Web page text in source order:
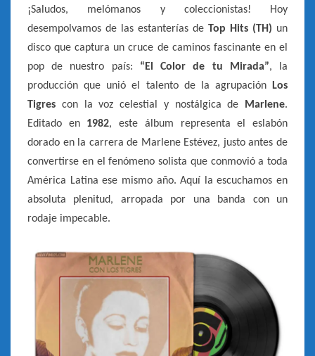
¡Saludos, melómanos y coleccionistas! Hoy
desempolvamos de las estanterías de Top Hits (TH) un
disco que captura un cruce de caminos fascinante en el
pop de nuestro país: “El Color de tu Mirada”, la
producción que unió el talento de la agrupación
Los
Tigres con la voz celestial y nostálgica de Marlene.
Editado en 1982, este álbum representa el eslabón
dorado en la carrera de Marlene Estévez, justo antes de
convertirse en el fenómeno solista que conmovió a toda
América Latina ese mismo año. Aquí la escuchamos en
absoluta plenitud, arropada por una banda con un
rodaje impecable.